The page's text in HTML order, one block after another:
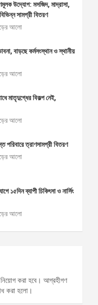
উদ্যোগ: মসজিদ, মাদ্রাসা,
সামগ্রী বিতরণ
আলো
বাড়ছে কর্মসংস্থান ও স্থানীয়
আলো
মাতৃদুগ্ধের বিকল্প নেই,
আলো
পরিবারে ত্রাণসামগ্রী বিতরণ
আলো
১৫দিন ব্যাপী চিকিৎসা ও নার্সিং
আলো
নিয়োগ করা হবে। আগ্রহীগণ
করা হলো।